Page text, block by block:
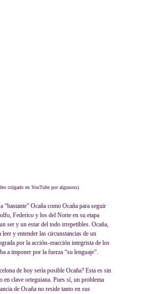
colgado en YouTube por algunoss)
“bastante” Ocaña como Ocaña para seguir
Federico y los del Norte en su etapa
ser y un estar del todo irrepetibles. Ocaña,
y entender las circunstancias de un
por la acción–reacción integrista de los
a imponer por la fuerza “su lenguaje”.
de hoy sería posible Ocaña? Esta es sin
en clave orteguiana. Pues sí, un problema
de Ocaña no reside tanto en sus